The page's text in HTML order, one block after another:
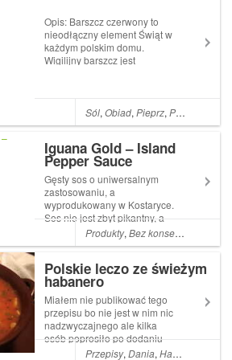
Opis: Barszcz czerwony to
nieodłączny element Świąt w
każdym polskim domu.
Wigilijny barszcz jest
komponuje się z dodatkiem
uszek, pasztecików z farszem
Sól,Obiad,Pieprz,Polska
Iguana Gold – Island
Pepper Sauce
Gęsty sos o uniwersalnym
zastosowaniu, a
wyprodukowany w Kostaryce.
Sos nie jest zbyt pikantny, a
jego słodycz nie przypadnie
do gustu wszystkim chilli
sprawdza się świetnie z
serem, mięsem i warzywami.
Lać można go dużo, więc ...
Produkty,Bez konserwantów
Polskie leczo ze świeżym
habanero
Miałem nie publikować tego
przepisu bo nie jest w nim nic
nadzwyczajnego ale kilka
osób poprosiło po dodaniu
zdjęcia na facebooku. Także
Przepisy,Dania,Habanero